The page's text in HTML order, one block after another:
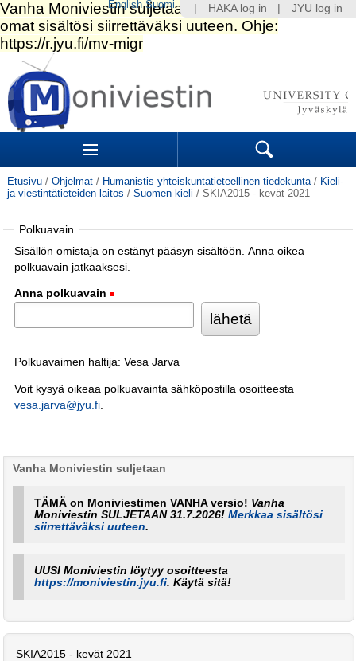
Siirry
sisältöön.
|
Siirry
navigointiin
Sections Search
Etusivu / Ohjelmat / Humanistis-yhteiskuntatieteellinen tiedekunta / Kieli-
ja viestintätieteiden laitos / Suomen kieli / SKIA2015 - kevät 2021
Polkuavain
Sisällön omistaja on estänyt pääsyn sisältöön. Anna oikea
polkuavain jatkaaksesi.
Anna polkuavain
Polkuavaimen haltija: Vesa Jarva
Voit kysyä oikeaa polkuavainta sähköpostilla osoitteesta
vesa.jarva@jyu.fi.
Vanha Moniviestin suljetaan
TÄMÄ on Moniviestimen VANHA versio! Vanha
Moniviestin SULJETAAN 31.7.2026!Merkkaa sisältösi
siirrettäväksi uuteen.
UUSI Moniviestin löytyy osoitteesta
https://moniviestin.jyu.fi. Käytä sitä!
SKIA2015 - kevät 2021
HAKA log in JYU log in
English Suomi